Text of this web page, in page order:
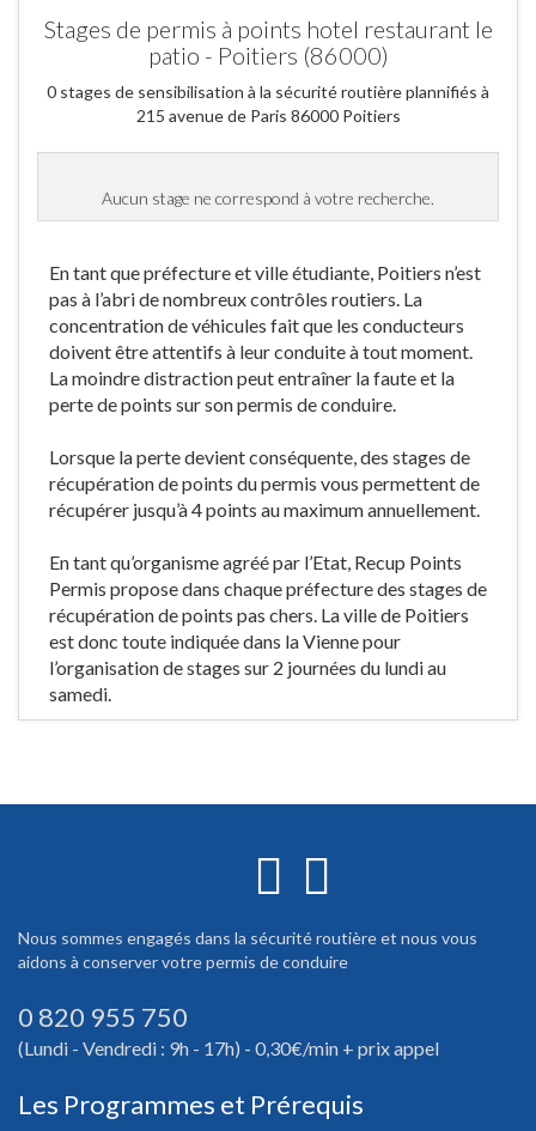
Stages de permis à points hotel restaurant le
patio - Poitiers (86000)
0 stages de sensibilisation à la sécurité routière plannifiés à
215 avenue de Paris 86000 Poitiers
Aucun stage ne correspond à votre recherche.
En tant que préfecture et ville étudiante, Poitiers n’est
pas à l’abri de nombreux contrôles routiers. La
concentration de véhicules fait que les conducteurs
doivent être attentifs à leur conduite à tout moment.
La moindre distraction peut entraîner la faute et la
perte de points sur son permis de conduire.
Lorsque la perte devient conséquente, des stages de
récupération de points du permis vous permettent de
récupérer jusqu’à 4 points au maximum annuellement.
En tant qu’organisme agréé par l’Etat, Recup Points
Permis propose dans chaque préfecture des stages de
récupération de points pas chers. La ville de Poitiers
est donc toute indiquée dans la Vienne pour
l’organisation de stages sur 2 journées du lundi au
samedi.
Nous sommes engagés dans la sécurité routière et nous vous
aidons à conserver votre permis de conduire
0 820 955 750
(Lundi - Vendredi : 9h - 17h) - 0,30€/min + prix appel
Les Programmes et Prérequis